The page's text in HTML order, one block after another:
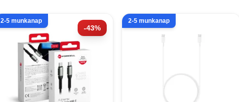
-43%
2-5 munkanap 2-5 munkanap